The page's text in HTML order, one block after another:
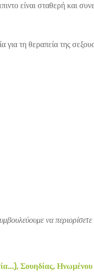
είναι σταθερή και
τη θεραπεία της
να
Σουηδίας,